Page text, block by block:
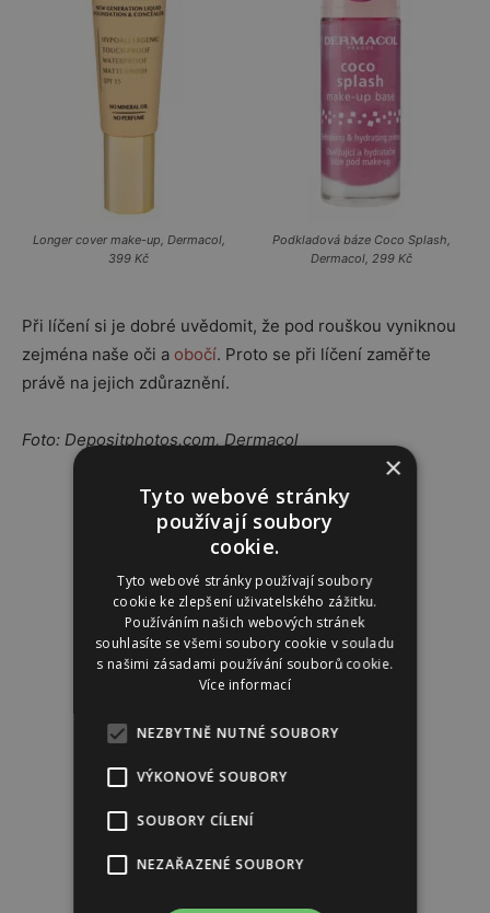
Longer cover make-up, Dermacol,
399 Kč
Podkladová báze Coco Splash,
Dermacol, 299 Kč
Při líčení si je dobré uvědomit, že pod rouškou vyniknou
zejména naše oči a obočí. Proto se při líčení zaměřte
právě na jejich zdůraznění.
Foto: Depositphotos.com, Dermacol
Reklama
×
Tyto webové stránky
používají soubory
cookie.
Tyto webové stránky používají soubory
cookie ke zlepšení uživatelského zážitku.
Používáním našich webových stránek
souhlasíte se všemi soubory cookie v souladu
s našimi zásadami používání souborů cookie.
Více informací
NEZBYTNĚ NUTNÉ SOUBORY
VÝKONOVÉ SOUBORY
SOUBORY CÍLENÍ
NEZAŘAZENÉ SOUBORY